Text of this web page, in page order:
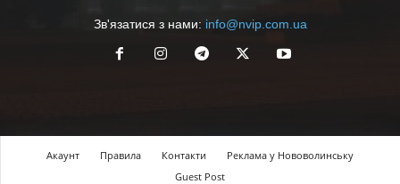
Зв'язатися з нами: info@nvip.com.ua
Акаунт Правила Контакти
Реклама у Нововолинську
Guest Post